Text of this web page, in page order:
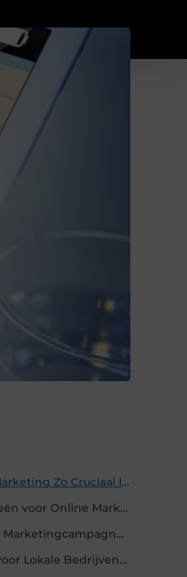
Waarom Digitale Marketing Zo Cruciaal Is voor Lokale Bedrijven
Effectieve Strategieën voor Online Marketing in Veenendaal
Succesvolle Online Marketingcampagnes in Veenendaal
Tools en Bronnen voor Lokale Bedrijven en Digitale Marketeers in Veenendaal